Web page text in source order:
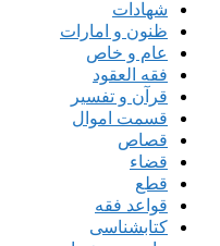
شهادات
ظنون و امارات
عام و خاص
فقه العقود
قرآن و تفسیر
قسمت اموال
قصاص
قضاء
قطع
قواعد فقه
کتابشناسی